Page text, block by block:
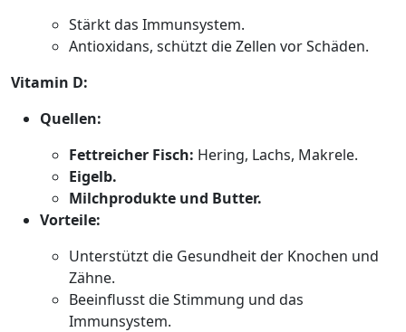
Stärkt das Immunsystem.
Antioxidans, schützt die Zellen vor Schäden.
Vitamin D:
Quellen:
Fettreicher Fisch: Hering, Lachs, Makrele.
Eigelb.
Milchprodukte und Butter.
Vorteile:
Unterstützt die Gesundheit der Knochen und
Zähne.
Beeinflusst die Stimmung und das
Immunsystem.